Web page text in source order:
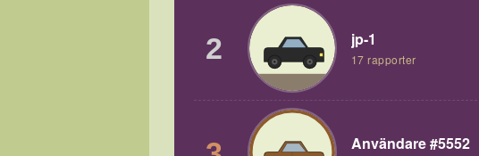
2 jp-1
17 rapporter
Användare #5552